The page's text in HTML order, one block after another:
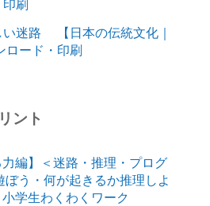
刷
い迷路 【日本の伝統文化｜
ード・印刷
ント
力編】＜迷路・推理・プログ
ぼう・何が起きるか推理しよ
学生わくわくワーク